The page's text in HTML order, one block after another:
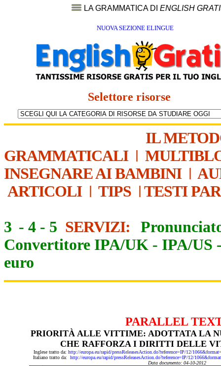
LA GRAMMATICA DI ENGLISH
NUOVA SEZIONE ELINGUE
Selettore risorse
IL
GRAMMATICALI|
INSEGNARE AI BAMBINI|
ARTICOLI| TIPS | TESTI
3 - 4 - 5 SERVIZI:
Convertitore IPA/UK - IPA/US
euro
PARALLEL
PRIORITÀ ALLE VITTIME: ADOTTATA LA
CHE RAFFORZA I DIRITTI DELLE
Inglese tratto da: http://europa.eu/rapid/pressReleasesAction.do?reference=IP/12/
Italiano tratto da: http://europa.eu/rapid/pressReleasesAction.do?reference=IP/12/
Data documento: 04-10-2012